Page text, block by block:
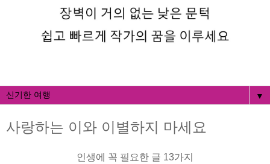
▼
사랑하는 이와 이별하지 마세요
인생에 꼭 필요한 글 13가지